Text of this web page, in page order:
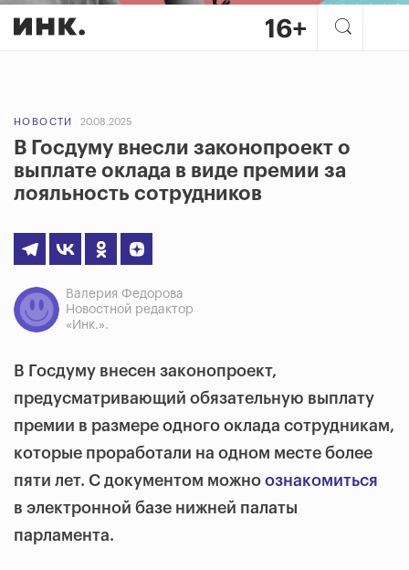
НОВОСТИ 20.08.2025
В Госдуму внесли законопроект о
выплате оклада в виде премии за
лояльность сотрудников
Валерия Федорова
Новостной редактор
«Инк.».
В Госдуму внесен законопроект,
предусматривающий обязательную выплату
премии в размере одного оклада сотрудникам,
которые проработали на одном месте более
пяти лет. С документом можно ознакомиться
в электронной базе нижней палаты
парламента.